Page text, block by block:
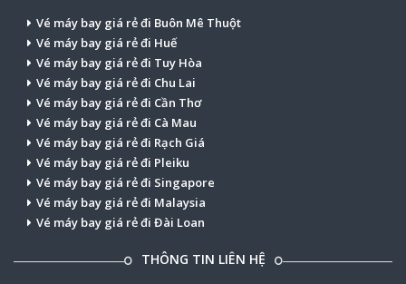
Vé máy bay giá rẻ đi Buôn Mê Thuột
Vé máy bay giá rẻ đi Huế
Vé máy bay giá rẻ đi Tuy Hòa
Vé máy bay giá rẻ đi Chu Lai
Vé máy bay giá rẻ đi Cần Thơ
Vé máy bay giá rẻ đi Cà Mau
Vé máy bay giá rẻ đi Rạch Giá
Vé máy bay giá rẻ đi Pleiku
Vé máy bay giá rẻ đi Singapore
Vé máy bay giá rẻ đi Malaysia
Vé máy bay giá rẻ đi Đài Loan
THÔNG TIN LIÊN HỆ